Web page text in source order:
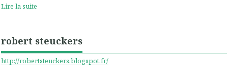
Lire la suite
robert steuckers
http://robertsteuckers.blogspot.fr/